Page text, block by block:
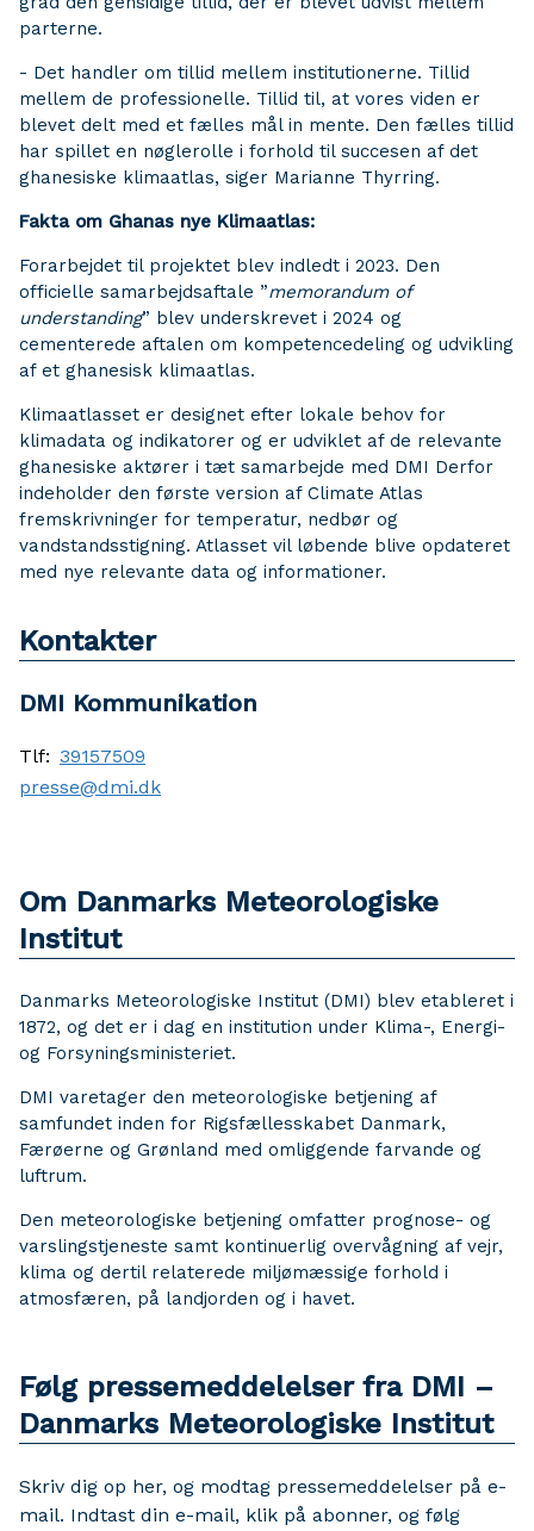
parterne.
- Det handler om tillid mellem institutionerne. Tillid
mellem de professionelle. Tillid til, at vores viden er
blevet delt med et fælles mål in mente. Den fælles tillid
har spillet en nøglerolle i forhold til succesen af det
ghanesiske klimaatlas, siger Marianne Thyrring.
Fakta om Ghanas nye Klimaatlas:
Forarbejdet til projektet blev indledt i 2023. Den
officielle samarbejdsaftale ”memorandum of
understanding” blev underskrevet i 2024 og
cementerede aftalen om kompetencedeling og udvikling
af et ghanesisk klimaatlas.
Klimaatlasset er designet efter lokale behov for
klimadata og indikatorer og er udviklet af de relevante
ghanesiske aktører i tæt samarbejde med DMI Derfor
indeholder den første version af Climate Atlas
fremskrivninger for temperatur, nedbør og
vandstandsstigning. Atlasset vil løbende blive opdateret
med nye relevante data og informationer.
Kontakter
DMI Kommunikation
Tlf: 39157509
presse@dmi.dk
Om Danmarks Meteorologiske
Institut
Danmarks Meteorologiske Institut (DMI) blev etableret i
1872, og det er i dag en institution under Klima-, Energi-
og Forsyningsministeriet.
DMI varetager den meteorologiske betjening af
samfundet inden for Rigsfællesskabet Danmark,
Færøerne og Grønland med omliggende farvande og
luftrum.
Den meteorologiske betjening omfatter prognose- og
varslingstjeneste samt kontinuerlig overvågning af vejr,
klima og dertil relaterede miljømæssige forhold i
atmosfæren, på landjorden og i havet.
Følg pressemeddelelser fra DMI –
Danmarks Meteorologiske Institut
Skriv dig op her, og modtag pressemeddelelser på e-
mail. Indtast din e-mail, klik på abonner, og følg